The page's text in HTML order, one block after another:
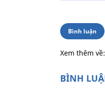
Bình luận
Xem thêm về: